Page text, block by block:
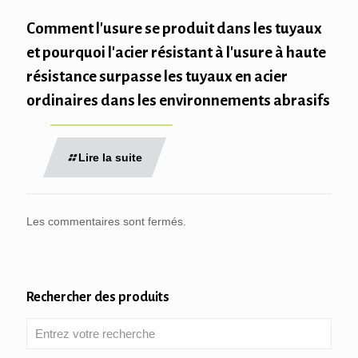
Comment l'usure se produit dans les tuyaux
et pourquoi l'acier résistant à l'usure à haute
résistance surpasse les tuyaux en acier
ordinaires dans les environnements abrasifs
Lire la suite
Les commentaires sont fermés.
Rechercher des produits